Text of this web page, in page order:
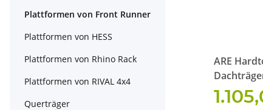
ARE
Plattformen von Front Runner
Plattformen von HESS
Plattformen von Rhino Rack
Plattformen von RIVAL 4x4
Querträger